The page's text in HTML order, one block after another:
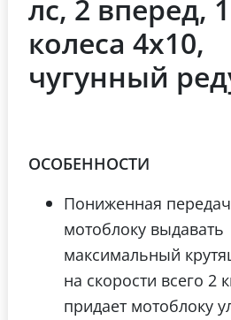
лс, 2 вперед,
колеса 4х10,
чугунный
ОСОБЕННОСТИ
Пониженная
мотоблоку выдавать
максимальный
на скорости всего 2
придает мотоблоку